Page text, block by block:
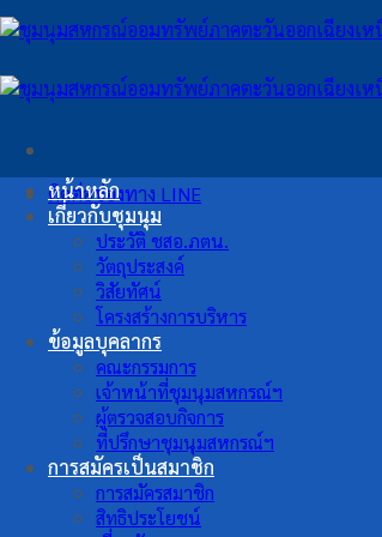
ข้าม
ไป
เนื้อหา
ติดต่อช่องทาง LINE
หน้าหลัก
เกี่ยวกับชุมนุม
ประวัติ ชสอ.ภตน.
วัตถุประสงค์
วิสัยทัศน์
โครงสร้างการบริหาร
ข้อมูลบุคลากร
คณะกรรมการ
เจ้าหน้าที่ชุมนุมสหกรณ์ฯ
ผู้ตรวจสอบกิจการ
ที่ปรึกษาชุมนุมสหกรณ์ฯ
การสมัครเป็นสมาชิก
การสมัครสมาชิก
สิทธิประโยชน์